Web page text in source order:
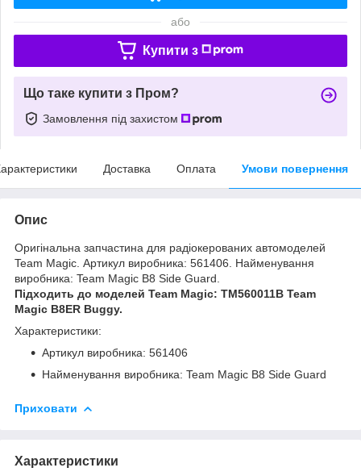
або
Купити з
Що таке купити з Пром?
Замовлення під захистом
Доставка Оплата Умови повернення
Опис
Оригінальна запчастина для радіокерованих автомоделей
Team Magic. Артикул виробника: 561406. Найменування
виробника: Team Magic B8 Side Guard.
Підходить до моделей Team Magic: TM560011B Team
Magic B8ER Buggy.
Характеристики:
Артикул виробника: 561406
Найменування виробника: Team Magic B8 Side Guard
Приховати
Характеристики